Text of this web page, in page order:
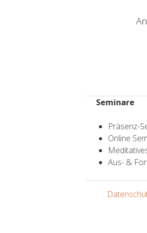
Seminare
Präsenz-
Online
Aus- &